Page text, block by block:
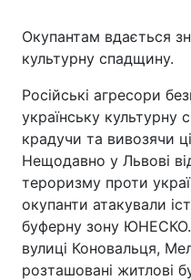
Окупантам вдається
культурну спадщину.
Російські агресори
українську культурну
крадучи та вивозячи
Нещодавно у Львові
тероризму проти
окупанти атакували
буферну зону
вулиці Коновальця,
розташовані житлові